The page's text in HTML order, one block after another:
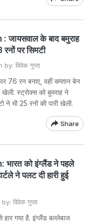
के बाद बमुराह
पर सिमटी
विवेक गुप्ता
76 रन बनाए, वहीं कप्तान बेन
खेली. स्ट्रोक्स को बुमराह ने
ने भी 25 रनों की पारी खेली.
Share
को इंग्लैंड ने पहले
ने पलट दी हारी हुई
विवेक गुप्ता
हार गया है. इंग्लैंड बल्लेबाज